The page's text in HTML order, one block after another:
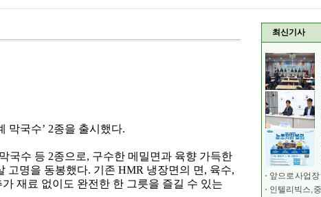
최신기사